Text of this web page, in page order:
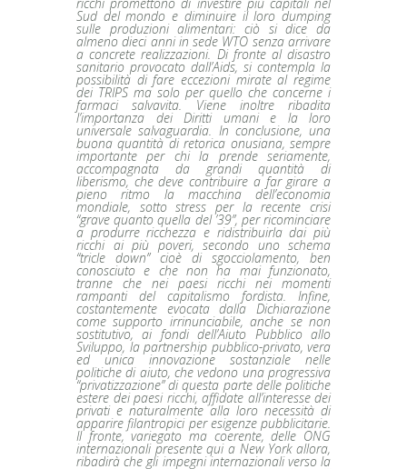
Sud del mondo e diminuire il loro dumping
sulle produzioni alimentari: ciò si dice da
almeno dieci anni in sede WTO senza arrivare
a concrete realizzazioni. Di fronte al disastro
sanitario provocato dall’Aids, si contempla la
possibilità di fare eccezioni mirate al regime
dei TRIPS ma solo per quello che concerne i
farmaci salvavita. Viene inoltre ribadita
l’importanza dei Diritti umani e la loro
universale salvaguardia. In conclusione, una
buona quantità di retorica onusiana, sempre
importante per chi la prende seriamente,
accompagnata da grandi quantità di
liberismo, che deve contribuire a far girare a
pieno ritmo la macchina dell’economia
mondiale, sotto stress per la recente crisi
“grave quanto quella del ’39”, per ricominciare
a produrre ricchezza e ridistribuirla dai più
ricchi ai più poveri, secondo uno schema
“tricle down” cioè di sgocciolamento, ben
conosciuto e che non ha mai funzionato,
tranne che nei paesi ricchi nei momenti
rampanti del capitalismo fordista. Infine,
costantemente evocata dalla Dichiarazione
come supporto irrinunciabile, anche se non
sostitutivo, ai fondi dell’Aiuto Pubblico allo
Sviluppo, la partnership pubblico-privato, vera
ed unica innovazione sostanziale nelle
politiche di aiuto, che vedono una progressiva
“privatizzazione” di questa parte delle politiche
estere dei paesi ricchi, affidate all’interesse dei
privati e naturalmente alla loro necessità di
apparire filantropici per esigenze pubblicitarie.
Il fronte, variegato ma coerente, delle ONG
internazionali presente qui a New York allora,
ribadirà che gli impegni internazionali verso la